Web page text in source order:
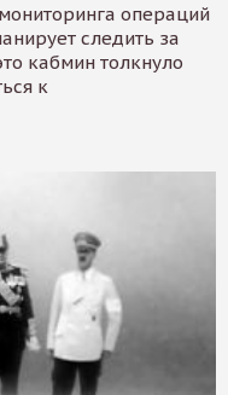
операций
следить за
кабмин толкнуло
к